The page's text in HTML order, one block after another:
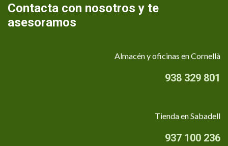
Contacta con nosotros y te
asesoramos
Almacén y oficinas en Cornellà
938 329 801
Tienda en Sabadell
937 100 236